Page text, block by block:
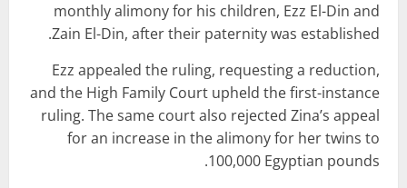
monthly alimony for his children, Ezz El-Din and
Zain El-Din, after their paternity was established.
Ezz appealed the ruling, requesting a reduction,
and the High Family Court upheld the first-instance
ruling. The same court also rejected Zina’s appeal
for an increase in the alimony for her twins to
100,000 Egyptian pounds.